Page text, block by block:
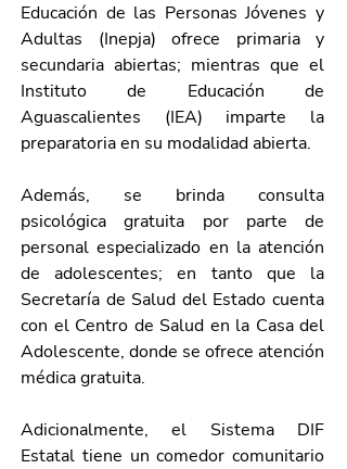
Educación de las Personas Jóvenes y
Adultas (Inepja) ofrece primaria y
secundaria abiertas; mientras que el
Instituto de Educación de
Aguascalientes (IEA) imparte la
preparatoria en su modalidad abierta.
Además, se brinda consulta
psicológica gratuita por parte de
personal especializado en la atención
de adolescentes; en tanto que la
Secretaría de Salud del Estado cuenta
con el Centro de Salud en la Casa del
Adolescente, donde se ofrece atención
médica gratuita.
Adicionalmente, el Sistema DIF
Estatal tiene un comedor comunitario